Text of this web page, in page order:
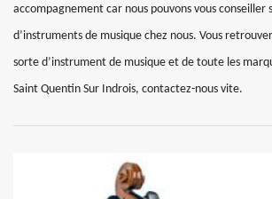
accompagnement car nous pouvons vous conseiller
d’instruments de musique chez nous. Vous
sorte d’instrument de musique et de toute les
Saint Quentin Sur Indrois, contactez-nous vite.